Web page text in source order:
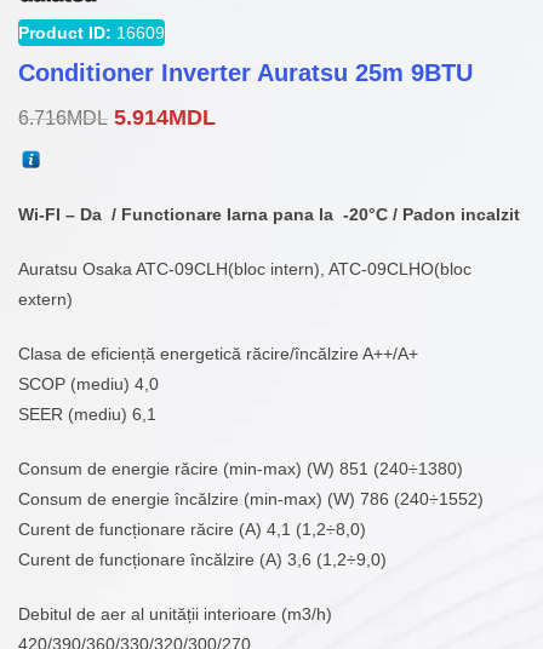
Product ID: 16609
Conditioner Inverter Auratsu 25m 9BTU
6.716MDL Prețul
6.716MDL.
5.914MDL
Wi-FI – Da / Functionare Iarna pana la -20°C / Padon incalzit
Auratsu Osaka ATC-09CLH(bloc intern), ATC-09CLHO(bloc
extern)
Clasa de eficiență energetică răcire/încălzire A++/A+
SCOP (mediu) 4,0
SEER (mediu) 6,1
Consum de energie răcire (min-max) (W) 851 (240÷1380)
Consum de energie încălzire (min-max) (W) 786 (240÷1552)
Curent de funcționare răcire (A) 4,1 (1,2÷8,0)
Curent de funcționare încălzire (A) 3,6 (1,2÷9,0)
Debitul de aer al unității interioare (m3/h)
420/390/360/330/320/300/270